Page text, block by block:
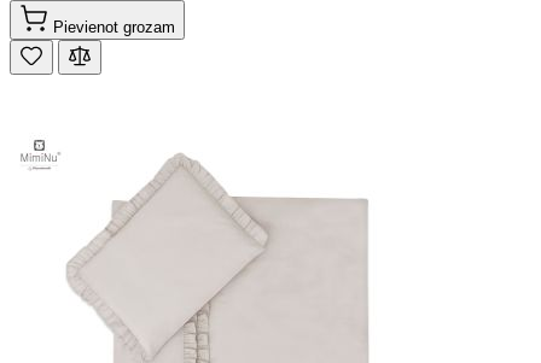
Pievienot grozam